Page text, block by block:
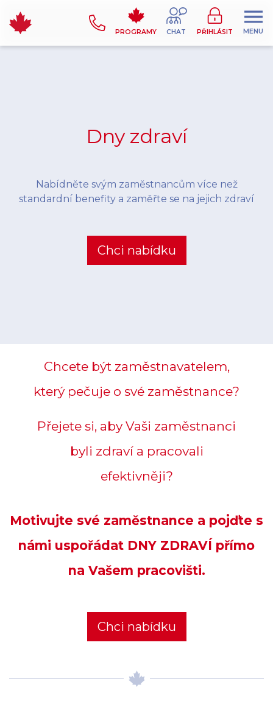
PROGRAMY CHAT PŘIHLÁSIT MENU
Dny zdraví
Nabídněte svým zaměstnancům více než
standardní benefity a zaměřte se na jejich zdraví
Chci nabídku
Chcete být zaměstnavatelem,
který pečuje o své zaměstnance?
Přejete si, aby Vaši zaměstnanci
byli zdraví a pracovali
efektivněji?
Motivujte své zaměstnance a pojďte s
námi uspořádat DNY ZDRAVÍ přímo
na Vašem pracovišti.
Chci nabídku